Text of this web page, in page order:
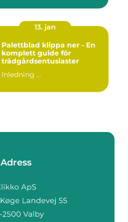
13. jan
Palettblad klippa ner - En
komplett guide för
trädgårdsentusiaster
Inledning ...
Adress